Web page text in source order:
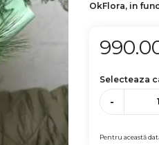
OkFlora, in
Selecteaza
-
Pentru această